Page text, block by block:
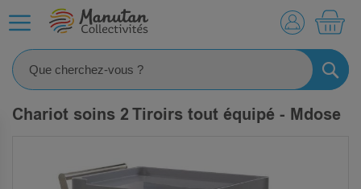
Chariot soins 2 Tiroirs tout équipé - Mdose